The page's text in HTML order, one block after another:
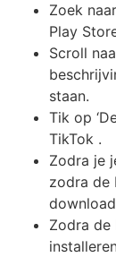
Zoek
Play
Scroll
staan.
Tik op
TikTok .
Zodra je
zodra de
Zodra de